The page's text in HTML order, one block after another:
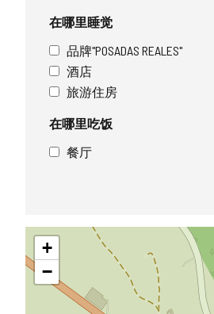
在哪里睡觉
品牌"POSADAS REALES"
酒店
旅游住房
在哪里吃饭
餐厅
跳
地
图
+
−